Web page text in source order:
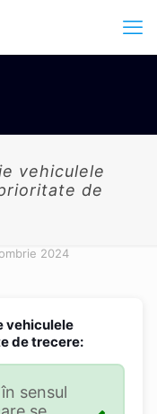
vehiculele
de
2024
vehiculele
de trecere:
sensul